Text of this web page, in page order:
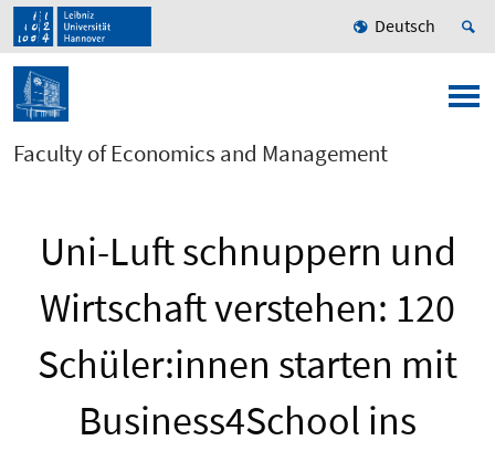
Deutsch
Faculty of Economics and Management
Uni-Luft schnuppern und
Wirtschaft verstehen: 120
Schüler:innen starten mit
Business4School ins